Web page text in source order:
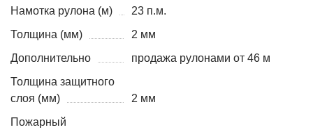
Намотка рулона (м)
23 п.м.
Толщина (мм)
2 мм
Дополнительно
продажа рулонами от 46 м
Толщина защитного
слоя (мм)
2 мм
Пожарный